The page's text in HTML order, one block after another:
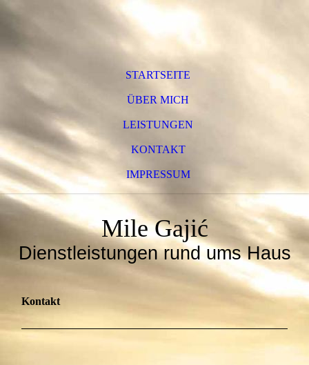
STARTSEITE
ÜBER MICH
LEISTUNGEN
KONTAKT
IMPRESSUM
Mile Gajić
Dienstleistungen rund ums Haus
Kontakt